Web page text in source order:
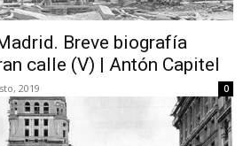
Breve biografía
calle (V) | Antón Capitel
2019 0